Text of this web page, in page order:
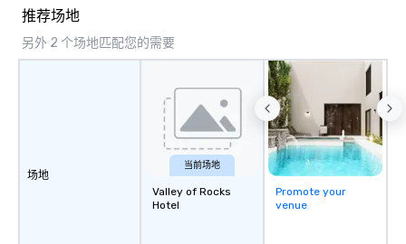
around the way your
and can be tailored
challenges and goals.
engage in
build communication,
and enhance skills
problem solving,
together. Team building and bonding
推荐场地
另外 2 个场地匹配您的需要
场地
当前场地
Valley of Rocks
Hotel
Promote your
venue